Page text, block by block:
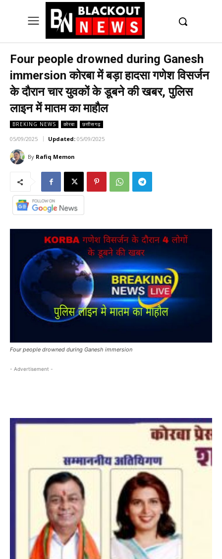
Four people drowned during Ganesh
immersion कोरबा में बड़ा हादसा गणेश विसर्जन
के दौरान चार युवकों के डूबने की खबर, पुलिस
लाइन में मातम का माहौल
BREKING NEWS कोरबा छत्तीसगढ़
05/09/2025 Updated: 05/09/2025
By Rafiq Memon
Four people drowned during Ganesh immersion
- Advertisement -